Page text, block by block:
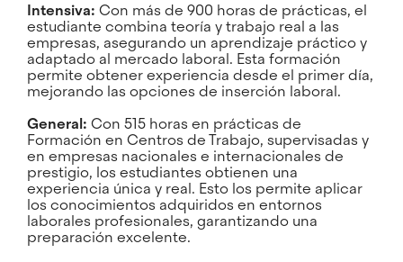
Intensiva: Con más de 900 horas de prácticas, el
estudiante combina teoría y trabajo real a las
empresas, asegurando un aprendizaje práctico y
adaptado al mercado laboral. Esta formación
permite obtener experiencia desde el primer día,
mejorando las opciones de inserción laboral.
General: Con 515 horas en prácticas de
Formación en Centros de Trabajo, supervisadas y
en empresas nacionales e internacionales de
prestigio, los estudiantes obtienen una
experiencia única y real. Esto los permite aplicar
los conocimientos adquiridos en entornos
laborales profesionales, garantizando una
preparación excelente.